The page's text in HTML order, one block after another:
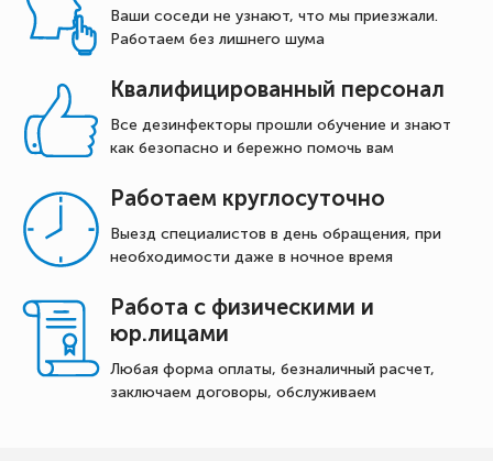
Ваши соседи не узнают, что мы приезжали.
Работаем без лишнего шума
Квалифицированный персонал
Все дезинфекторы прошли обучение и знают
как безопасно и бережно помочь вам
Работаем круглосуточно
Выезд специалистов в день обращения, при
необходимости даже в ночное время
Работа с физическими и
юр.лицами
Любая форма оплаты, безналичный расчет,
заключаем договоры, обслуживаем